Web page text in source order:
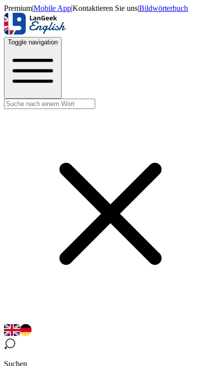
Premium|Mobile App|Kontaktieren Sie uns|Bildwörterbuch
Toggle navigation
Suchen